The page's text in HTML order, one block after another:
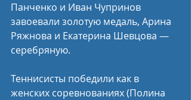
Панченко и Иван Чупринов
завоевали золотую медаль, Арина
Ряжнова и Екатерина Шевцова —
серебряную.
Теннисисты победили как в
женских соревнованиях (Полина